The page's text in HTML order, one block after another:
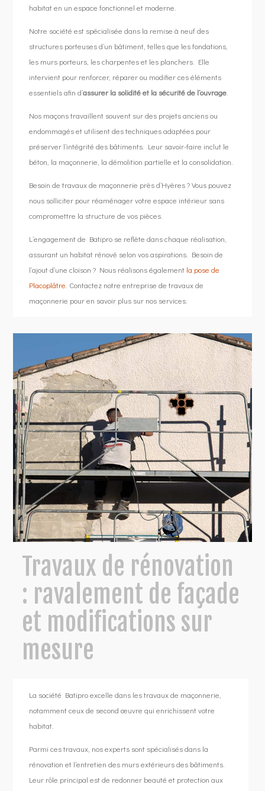
habitat en un espace fonctionnel et moderne.
Notre société est spécialisée dans la remise à neuf des
structures porteuses d’un bâtiment, telles que les fondations,
les murs porteurs, les charpentes et les planchers. Elle
intervient pour renforcer, réparer ou modifier ces éléments
essentiels afin d’assurer la solidité et la sécurité de l’ouvrage.
Nos maçons travaillent souvent sur des projets anciens ou
endommagés et utilisent des techniques adaptées pour
préserver l’intégrité des bâtiments. Leur savoir-faire inclut le
béton, la maçonnerie, la démolition partielle et la consolidation.
Besoin de travaux de maçonnerie près d’Hyères ? Vous pouvez
nous solliciter pour réaménager votre espace intérieur sans
compromettre la structure de vos pièces.
L’engagement de Batipro se reflète dans chaque réalisation,
assurant un habitat rénové selon vos aspirations. Besoin de
l’ajout d’une cloison ? Nous réalisons également la pose de
Placoplâtre . Contactez notre entreprise de travaux de
maçonnerie pour en savoir plus sur nos services.
Travaux de rénovation
: ravalement de façade
et modifications sur
mesure
La société Batipro excelle dans les travaux de maçonnerie,
notamment ceux de second œuvre qui enrichissent votre
habitat.
Parmi ces travaux, nos experts sont spécialisés dans la
rénovation et l’entretien des murs extérieurs des bâtiments.
Leur rôle principal est de redonner beauté et protection aux